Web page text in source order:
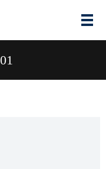
メ